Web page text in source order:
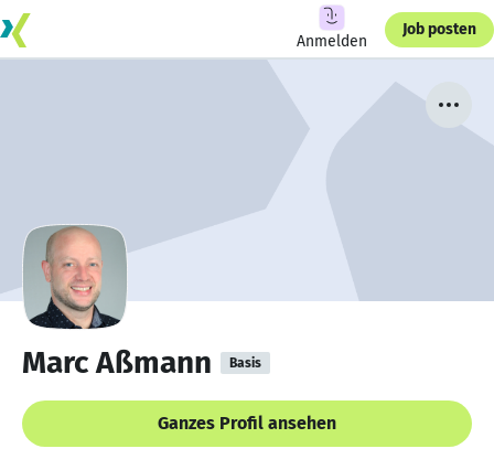
Anmelden
Job posten
Marc Aßmann Basis
Ganzes Profil ansehen